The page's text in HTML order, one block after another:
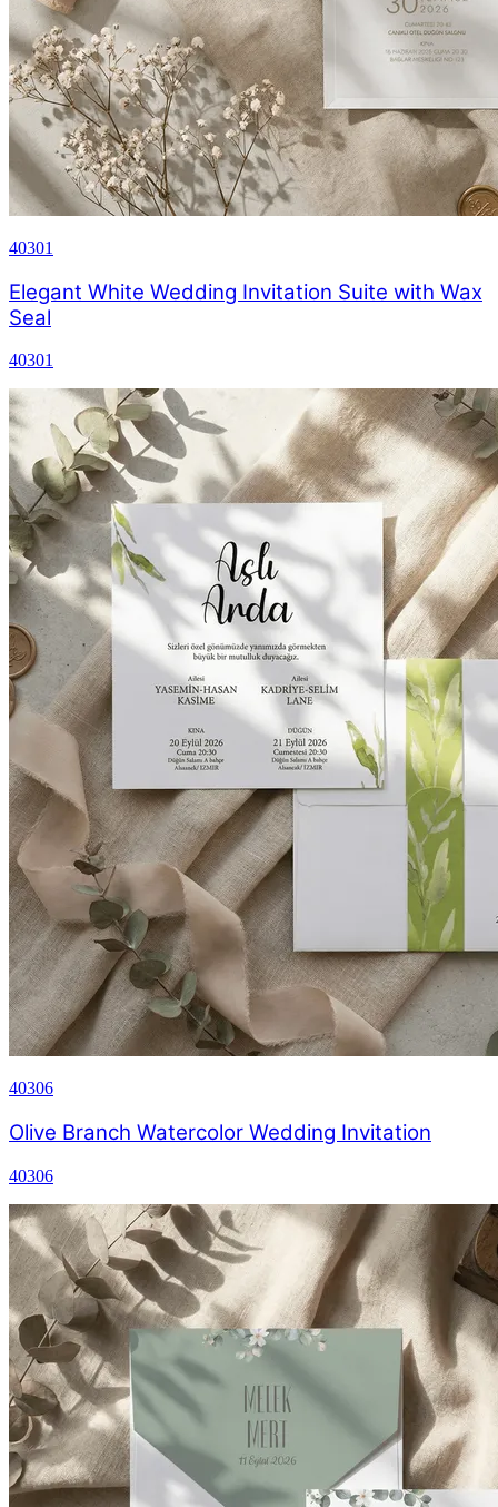
40301
Elegant White Wedding Invitation Suite with Wax
Seal
40301
40306
Olive Branch Watercolor Wedding Invitation
40306